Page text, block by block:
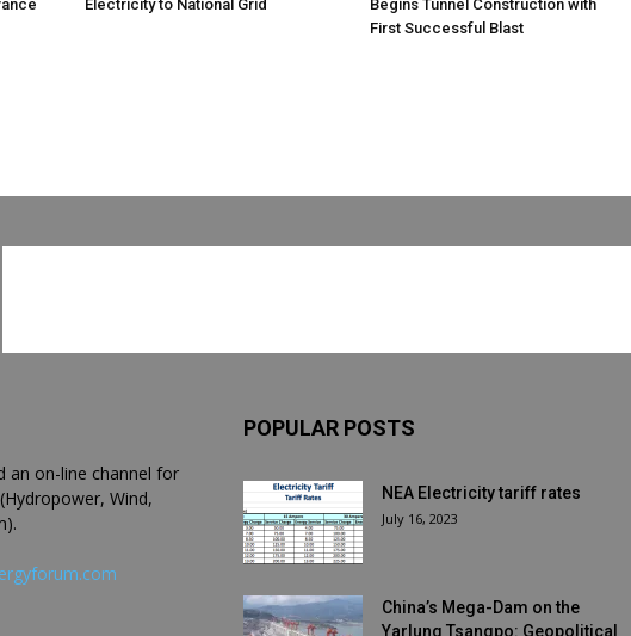
Electricity to National Grid
Begins Tunnel Construction with
First Successful Blast
an on-line channel for
Wind,
POPULAR POSTS
NEA Electricity tariff rates
July 16, 2023
China’s Mega-Dam on the
Yarlung Tsangpo: Geopolitical